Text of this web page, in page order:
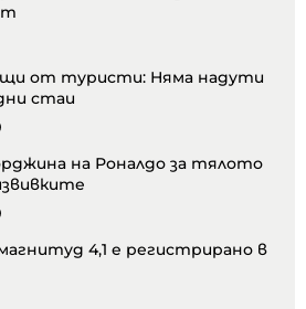
от туристи: Няма надути
стаи
на Роналдо за тялото
4,1 е регистрирано в